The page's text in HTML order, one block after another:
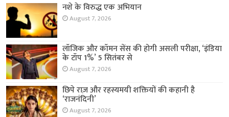
नशे के विरुद्ध एक अभियान
August 7, 2026
लॉजिक और कॉमन सेंस की होगी असली परीक्षा, ‘इंडिया
के टॉप 1%’ 5 सितंबर से
August 7, 2026
छिपे राज़ और रहस्यमयी शक्तियों की कहानी है
‘राजनंदिनी’
August 7, 2026